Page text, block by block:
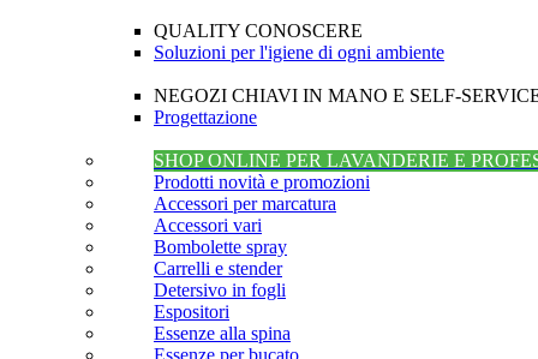
QUALITY CONOSCERE
Soluzioni per l'igiene di ogni ambiente
NEGOZI CHIAVI IN MANO E SELF-
Progettazione
SHOP ONLINE PER LAVANDERIE E
Prodotti novità e promozioni
Accessori per marcatura
Accessori vari
Bombolette spray
Carrelli e stender
Detersivo in fogli
Espositori
Essenze alla spina